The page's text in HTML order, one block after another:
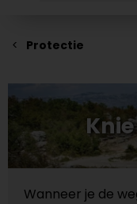
Protectie
Wanneer je de